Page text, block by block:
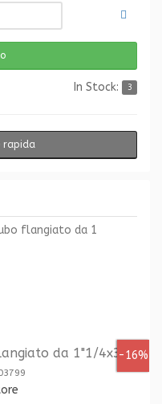
In Stock: 3
rapida
-16%
da 1"1/4x32